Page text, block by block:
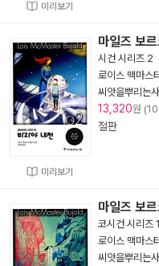
미리보기
미리보기
마일즈 보
시건 시리즈 2
로이스 맥마스
씨앗을뿌리는
13,320원
절판
마일즈 보
코시건 시리즈 1
로이스 맥마스
씨앗을뿌리는